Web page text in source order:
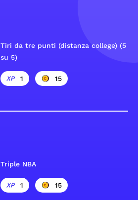
Tiri da tre punti (distanza college) (5
su 5)
1 15
Triple NBA
1 15